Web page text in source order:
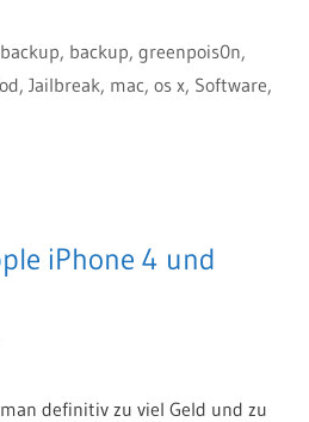
, backup, greenpois0n,
, Jailbreak, mac, os x, Software,
iPhone 4 und
definitiv zu viel Geld und zu